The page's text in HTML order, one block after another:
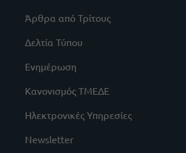
Άρθρα από Τρίτους
Δελτία Τύπου
Ενημέρωση
Κανονισμός ΤΜΕΔΕ
Ηλεκτρονικές Υπηρεσίες
Newsletter